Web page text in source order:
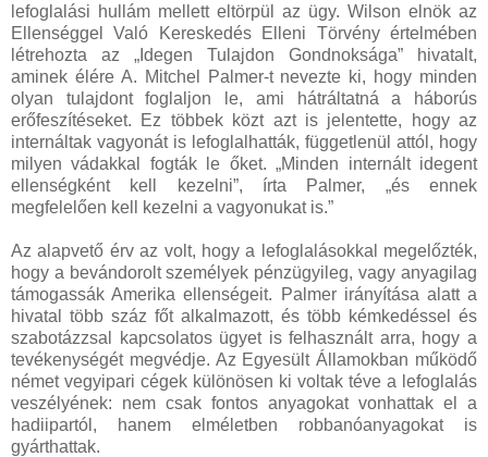
lefoglalási hullám mellett eltörpül az ügy. Wilson elnök az
Ellenséggel Való Kereskedés Elleni Törvény értelmében
létrehozta az „Idegen Tulajdon Gondnoksága” hivatalt,
aminek élére A. Mitchel Palmer-t nevezte ki, hogy minden
olyan tulajdont foglaljon le, ami hátráltatná a háborús
erőfeszítéseket. Ez többek közt azt is jelentette, hogy az
internáltak vagyonát is lefoglalhatták, függetlenül attól, hogy
milyen vádakkal fogták le őket. „Minden internált idegent
ellenségként kell kezelni”, írta Palmer, „és ennek
megfelelően kell kezelni a vagyonukat is.”
Az alapvető érv az volt, hogy a lefoglalásokkal megelőzték,
hogy a bevándorolt személyek pénzügyileg, vagy anyagilag
támogassák Amerika ellenségeit. Palmer irányítása alatt a
hivatal több száz főt alkalmazott, és több kémkedéssel és
szabotázzsal kapcsolatos ügyet is felhasznált arra, hogy a
tevékenységét megvédje. Az Egyesült Államokban működő
német vegyipari cégek különösen ki voltak téve a lefoglalás
veszélyének: nem csak fontos anyagokat vonhattak el a
hadiipartól, hanem elméletben robbanóanyagokat is
gyárthattak.